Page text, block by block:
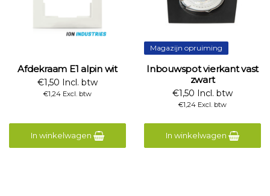
Afdekraam E1 alpin wit
€1,50 Incl. btw
€1,24 Excl. btw
In winkelwagen
Magazijn opruiming
Inbouwspot vierkant vast
zwart
€1,50 Incl. btw
€1,24 Excl. btw
In winkelwagen